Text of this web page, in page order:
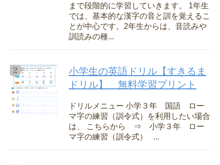
まで段階的に学習していきます。 1年生
では、基本的な漢字の音と訓を覚えるこ
とが中心です。2年生からは、音読みや
訓読みの種...
小学生の英語ドリル【すきるま
ドリル】 無料学習プリント
ドリルメニュー 小学３年 国語 ロー
マ字の練習（訓令式）を利用したい場合
は、 こちらから ⇒ 小学３年 ロー
マ字の練習（訓令式） ...